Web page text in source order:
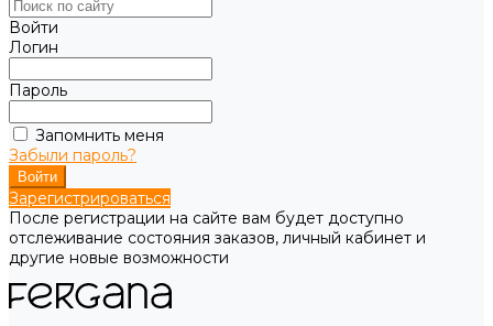
Войти
Логин
Пароль
Запомнить меня
Забыли пароль?
Зарегистрироваться
После регистрации на сайте вам будет доступно
отслеживание состояния заказов, личный кабинет и
другие новые возможности